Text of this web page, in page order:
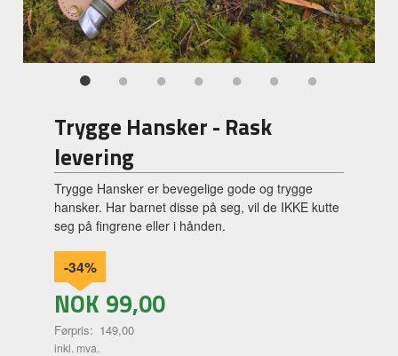
Trygge Hansker - Rask
levering
Trygge Hansker er bevegelige gode og trygge
hansker. Har barnet disse på seg, vil de IKKE kutte
seg på fingrene eller i hånden.
NOK 99,00
Førpris: 149,00
Rabatt
-34%
inkl. mva.